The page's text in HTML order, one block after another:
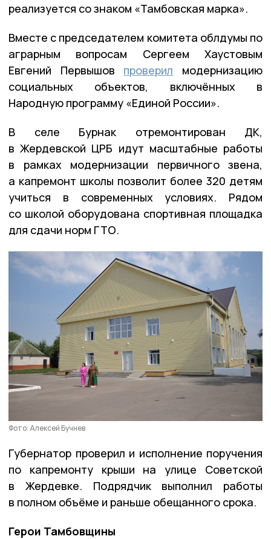
реализуется со знаком «Тамбовская марка».
Вместе с председателем комитета облдумы по
аграрным вопросам Сергеем Хаустовым
Евгений Первышов проверил модернизацию
социальных объектов, включённых в
Народную программу «Единой России».
В селе Бурнак отремонтирован ДК,
в Жердевской ЦРБ идут масштабные работы
в рамках модернизации первичного звена,
а капремонт школы позволит более 320 детям
учиться в современных условиях. Рядом
со школой оборудована спортивная площадка
для сдачи норм ГТО.
Фото: Алексей Бучнев
Губернатор проверил и исполнение поручения
по капремонту крыши на улице Советской
в Жердевке. Подрядчик выполнил работы
в полном объёме и раньше обещанного срока.
Герои Тамбовщины